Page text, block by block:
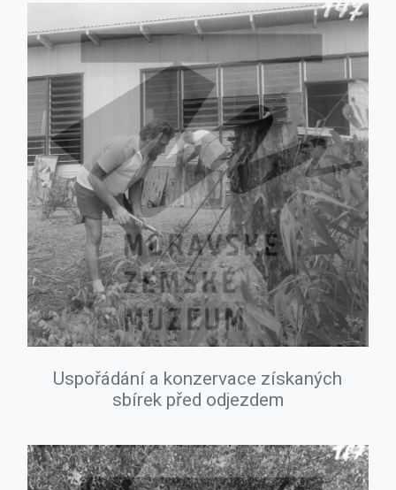
Uspořádání a konzervace získaných
sbírek před odjezdem